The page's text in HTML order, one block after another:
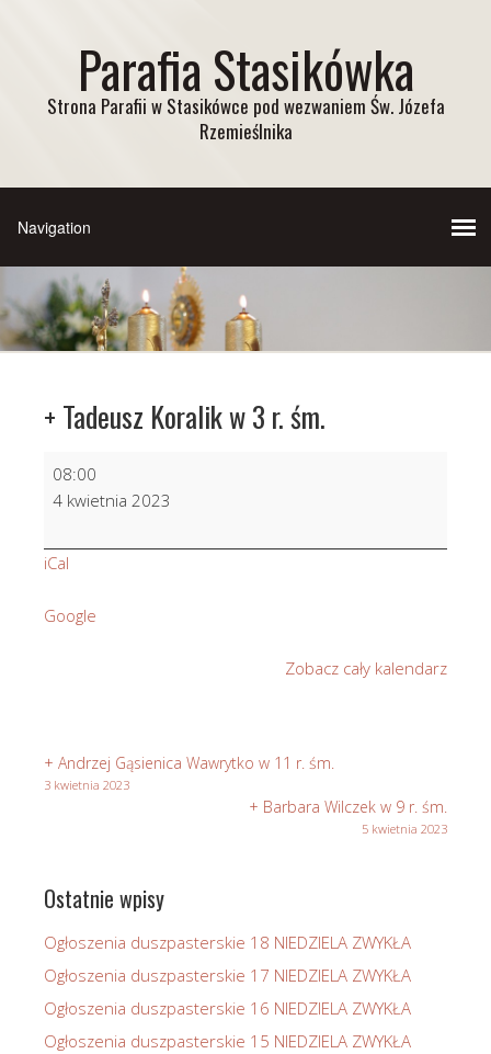
Parafia Stasikówka
Strona Parafii w Stasikówce pod wezwaniem Św. Józefa
Rzemieślnika
+ Tadeusz Koralik w 3 r. śm.
Tadeusz
3
śm.
08:00
4 kwietnia 2023
iCal
Google
Zobacz cały kalendarz
+ Andrzej Gąsienica Wawrytko w 11 r. śm.
3 kwietnia 2023
+ Barbara Wilczek w 9 r. śm.
5 kwietnia 2023
Ostatnie wpisy
Ogłoszenia duszpasterskie 18 NIEDZIELA ZWYKŁA
Ogłoszenia duszpasterskie 17 NIEDZIELA ZWYKŁA
Ogłoszenia duszpasterskie 16 NIEDZIELA ZWYKŁA
Ogłoszenia duszpasterskie 15 NIEDZIELA ZWYKŁA